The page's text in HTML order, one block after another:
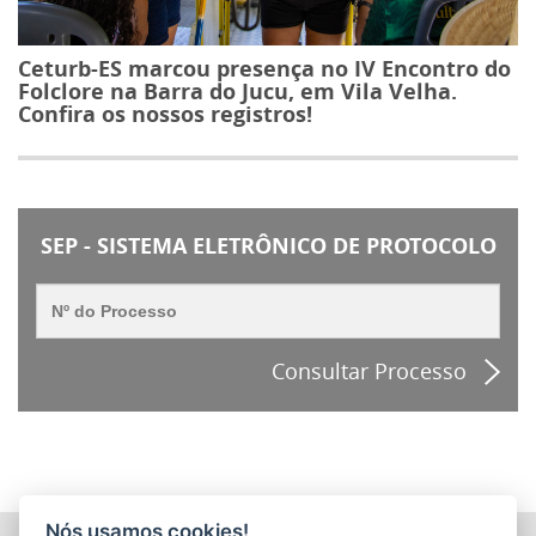
Ceturb-ES marcou presença no IV Encontro do
Folclore na Barra do Jucu, em Vila Velha.
Confira os nossos registros!
SEP - SISTEMA ELETRÔNICO DE PROTOCOLO
Consultar Processo
Nós usamos cookies!